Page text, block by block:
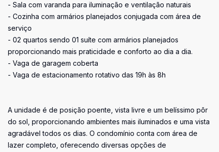
- Sala com varanda para iluminação e ventilação naturais
- Cozinha com armários planejados conjugada com área de
serviço
- 02 quartos sendo 01 suíte com armários planejados
proporcionando mais praticidade e conforto ao dia a dia.
- Vaga de garagem coberta
- Vaga de estacionamento rotativo das 19h às 8h
A unidade é de posição poente, vista livre e um belíssimo pôr
do sol, proporcionando ambientes mais iluminados e uma vista
agradável todos os dias. O condomínio conta com área de
lazer completo, oferecendo diversas opções de